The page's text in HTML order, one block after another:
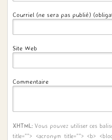
Courriel (ne sera pas publié)
Site Web
Commentaire
XHTML: Vous pouvez utiliser ces
title=""> <acronym title=""> <b>